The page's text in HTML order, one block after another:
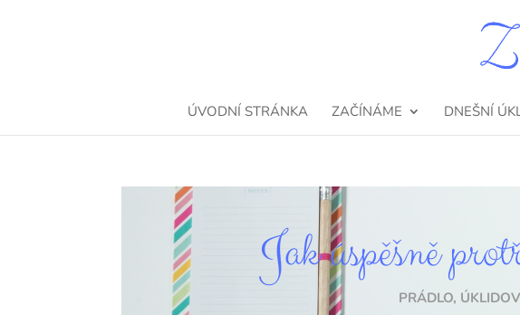
ÚVODNÍ STRÁNKA ZAČÍNÁME DNEŠNÍ
Jak úspěšně
PRÁDLO,